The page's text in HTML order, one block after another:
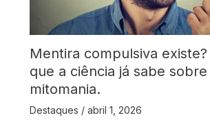
Mentira compulsiva
que a ciência já sabe sobre
mitomania.
Destaques / abril 1, 2026